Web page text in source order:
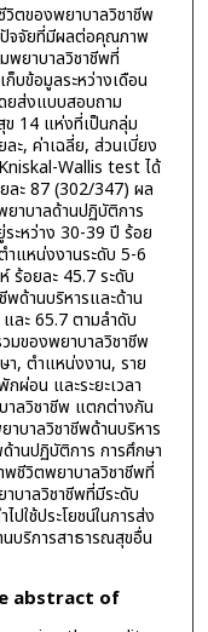
ตของพยาบาลวิชาชีพ
ปัจจัยที่มีผลต่อคุณภาพ
พยาบาลวิชาชีพที่
บข้อมูลระหว่างเดือน
ยส่งแบบสอบถาม
ข 14 แห่งที่เป็นกลุ่ม
ะ, ค่าเฉลี่ย, ส่วนเบี่ยง
Wallis test ได้
ละ 87 (302/347) ผล
าบาลด้านปฏิบัติการ
ะหว่าง 30-39 ปี ร้อย
แหน่งงานระดับ 5-6
ร้อยละ 45.7 ระดับ
ด้านบริหารและด้าน
ละ 65.7 ตามลำดับ
มของพยาบาลวิชาชีพ
า, ตำแหน่งงาน, ราย
ผ่อน และระยะเวลา
าลวิชาชีพ แตกต่างกัน
บาลวิชาชีพด้านบริหาร
านปฏิบัติการ การศึกษา
พชีวิตพยาบาลวิชาชีพที่
บาลวิชาชีพที่มีระดับ
ปใช้ประโยชน์ในการส่ง
บริการสาธารณสุขอื่น
abstract of